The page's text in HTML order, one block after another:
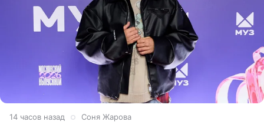
14 часов назад Соня Жарова